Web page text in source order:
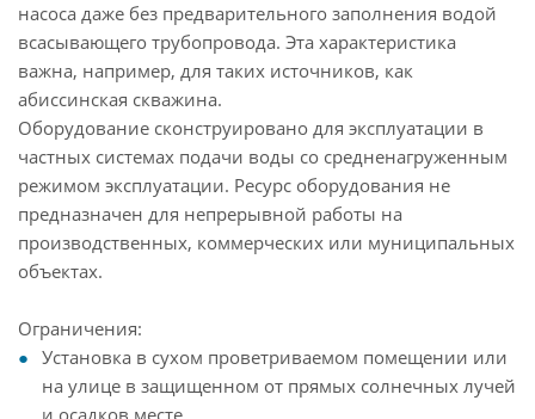
насоса даже без предварительного заполнения водой
всасывающего трубопровода. Эта характеристика
важна, например, для таких источников, как
абиссинская скважина.
Оборудование сконструировано для эксплуатации в
частных системах подачи воды со средненагруженным
режимом эксплуатации. Ресурс оборудования не
предназначен для непрерывной работы на
производственных, коммерческих или муниципальных
объектах.
Ограничения:
Установка в сухом проветриваемом помещении или
на улице в защищенном от прямых солнечных лучей
и осадков месте.